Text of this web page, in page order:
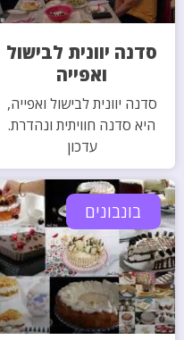
סדנה יוונית לבישול
ואפייה
סדנה יוונית לבישול ואפייה,
היא סדנה חוויתית ונהדרת.
עדכון
בונבונים